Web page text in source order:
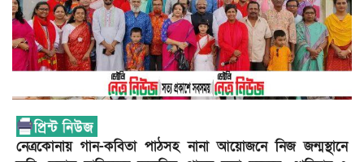
নেত্রকোনায় গান-কবিতা পাঠসহ নানা আয়োজনে নিজ জন্মস্থানে